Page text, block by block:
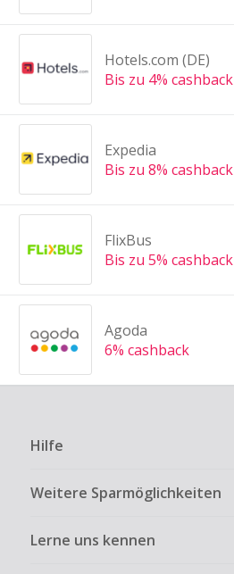
Hotels.com (DE)
Bis zu 4% cashback
Expedia
Bis zu 8% cashback
FlixBus
Bis zu 5% cashback
Agoda
6% cashback
Hilfe
Weitere Sparmöglichkeiten
Lerne uns kennen